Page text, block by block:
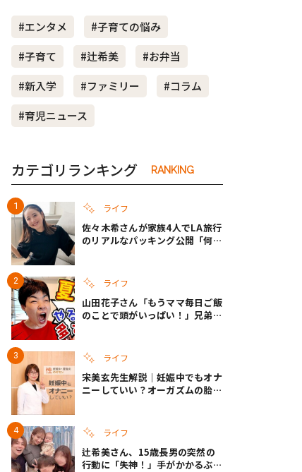
#エンタメ
#子育ての悩み
#子育て
#辻希美
#お弁当
#新入学
#ファミリー
#コラム
#育児ニュース
カテゴリランキング RANKING
ライフ
佐々木希さんが家族4人でLA旅行
のリアルなパッキング公開「何が
ライフ
山田花子さん「もうママ毎日ご飯
のことで頭がいっぱい！」兄弟夏
ライフ
宋美玄先生解説｜妊娠中でもオナ
ニーしていい？オーガズムの胎児
ライフ
辻希美さん、15歳長男の突然の
行動に「失神！」手がかかるぶん